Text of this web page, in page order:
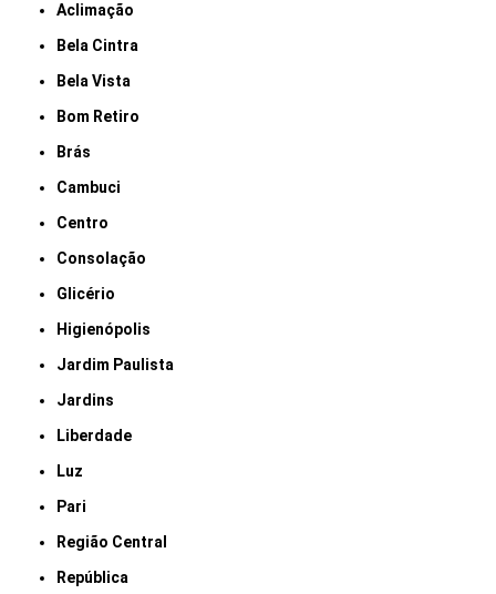
Aclimação
Bela Cintra
Bela Vista
Bom Retiro
Brás
Cambuci
Centro
Consolação
Glicério
Higienópolis
Jardim Paulista
Jardins
Liberdade
Luz
Pari
Região Central
República